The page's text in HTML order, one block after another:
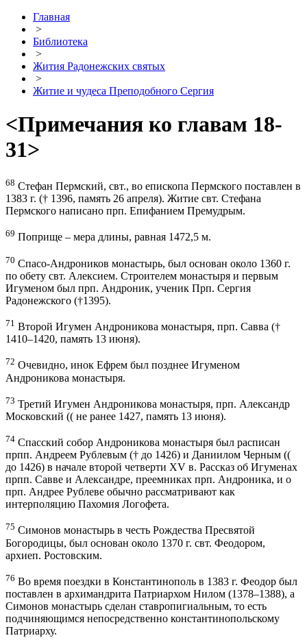
Главная
>
Библиотека
>
Жития Радонежских святых
>
Житие и чудеса Преподобного Сергия
<Примечания ко главам 18-
31>
68 Стефан Пермский, свт., во епископа Пермского поставлен в
1383 г. († 1396, память 26 апреля). Житие свт. Стефана
Пермского написано прп. Епифанием Премудрым.
69 Поприще – мера длины, равная 1472,5 м.
70 Спасо-Андроников монастырь, был основан около 1360 г.
по обету свт. Алексием. Строителем монастыря и первым
Игуменом был прп. Андроник, ученик Прп. Сергия
Радонежского (†1395).
71 Второй Игумен Андроникова монастыря, прп. Савва (†
1410–1420, память 13 июня).
72 Очевидно, инок Ефрем был позднее Игуменом
Андроникова монастыря.
73 Третий Игумен Андроникова монастыря, прп. Александр
Московский (( не ранее 1427, память 13 июня).
74 Спасский собор Андроникова монастыря был расписан
прпп. Андреем Рублевым († до 1426) и Даниилом Черным ((
до 1426) в начале второй четверти XV в. Рассказ об Игуменах
прпп. Савве и Александре, преемниках прп. Андроника, и о
прп. Андрее Рублеве обычно рассматривают как
интерполяцию Пахомия Логофета.
75 Симонов монастырь в честь Рождества Пресвятой
Богородицы, был основан около 1370 г. свт. Феодором,
архиеп. Ростовским.
76 Во время поездки в Константинополь в 1383 г. Феодор был
поставлен в архимандрита Патриархом Нилом (1378–1388), а
Симонов монастырь сделан ставропигиальным, то есть
подчиняющимся непосредственно константинопольскому
Патриарху.